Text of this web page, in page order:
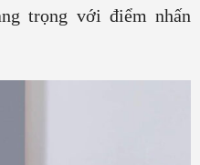
trọng với điểm nhấn